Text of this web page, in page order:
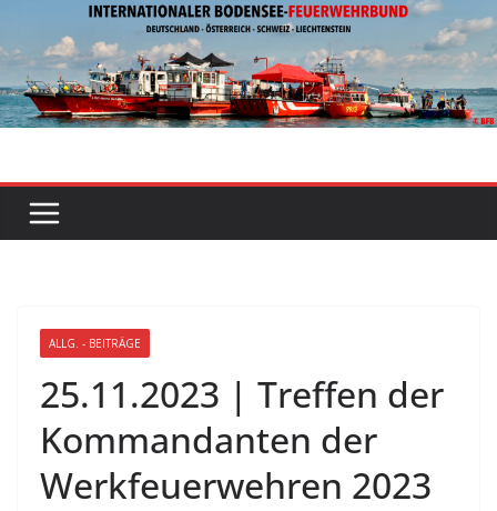
Inhalt
springen
ALLG. - BEITRÄGE
25.11.2023 | Treffen der
Kommandanten der
Werkfeuerwehren 2023